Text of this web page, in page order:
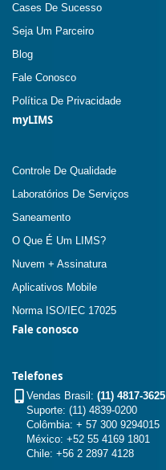
Cases De Sucesso
Seja Um Parceiro
Blog
Fale Conosco
Política De Privacidade
myLIMS
Controle De Qualidade
Laboratórios De Serviços
Saneamento
O Que É Um LIMS?
Nuvem + Assinatura
Aplicativos Mobile
Norma ISO/IEC 17025
Fale conosco
Telefones
Vendas Brasil: (11) 4817-3625
Suporte: (11) 4839-0200
Colômbia: + 57 300 9294015
México: +52 55 4169 1801
Chile: +56 2 2897 4128